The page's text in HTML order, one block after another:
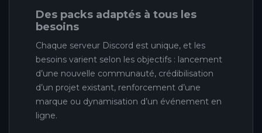
Des packs adaptés à tous les
besoins
Chaque serveur Discord est unique, et les
besoins varient selon les objectifs : lancement
d’une nouvelle communauté, crédibilisation
d’un projet existant, renforcement d’une
marque ou dynamisation d’un événement en
ligne.